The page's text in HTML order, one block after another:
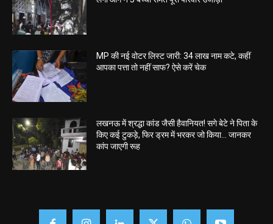
MP की नई वोटर लिस्ट जारी: 34 लाख नाम कटे, कहीं
आपका पत्ता तो नहीं साफ? ऐसे करें चेक
लखनऊ में श्रद्धा कांड जैसी हैवानियत! सगे बेटे ने पिता के
किए कई टुकड़े, फिर ड्रम में भरकर जो किया… जानकर
कांप जाएगी रूह